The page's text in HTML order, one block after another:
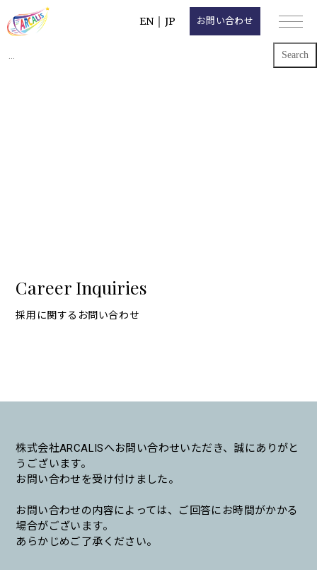
EN JP お問い合わせ
for:
Career Inquiries
採用に関するお問い合わせ
株式会社ARCALISへお問い合わせいただき、誠にありがと
うございます。
お問い合わせを受け付けました。
お問い合わせの内容によっては、ご回答にお時間がかかる
場合がございます。
あらかじめご了承ください。